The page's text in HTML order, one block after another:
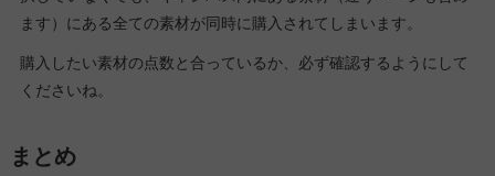
ます）にある全ての素材が同時に購入されてしまいます。
購入したい素材の点数と合っているか、必ず確認するようにして
くださいね。
まとめ